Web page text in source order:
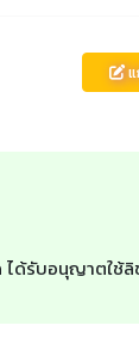
แ
ได้รับอนุญาตใช้ลิ